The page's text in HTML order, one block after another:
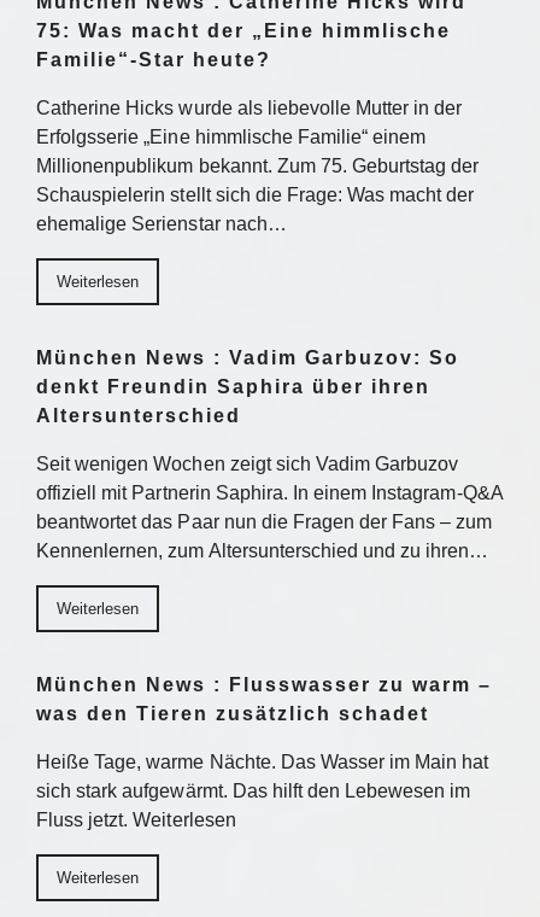
75: Was macht der „Eine himmlische
Familie“-Star heute?
Catherine Hicks wurde als liebevolle Mutter in der
Erfolgsserie „Eine himmlische Familie“ einem
Millionenpublikum bekannt. Zum 75. Geburtstag der
Schauspielerin stellt sich die Frage: Was macht der
ehemalige Serienstar nach…
Weiterlesen
München News : Vadim Garbuzov: So
denkt Freundin Saphira über ihren
Altersunterschied
Seit wenigen Wochen zeigt sich Vadim Garbuzov
offiziell mit Partnerin Saphira. In einem Instagram-Q&A
beantwortet das Paar nun die Fragen der Fans – zum
Kennenlernen, zum Altersunterschied und zu ihren…
Weiterlesen
München News : Flusswasser zu warm –
was den Tieren zusätzlich schadet
Heiße Tage, warme Nächte. Das Wasser im Main hat
sich stark aufgewärmt. Das hilft den Lebewesen im
Fluss jetzt. Weiterlesen
Weiterlesen